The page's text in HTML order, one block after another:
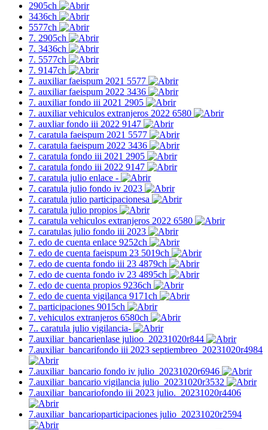
2905ch
3436ch
5577ch
7. 2905ch
7. 3436ch
7. 5577ch
7. 9147ch
7. auxiliar faeispum 2021 5577
7. auxiliar faeispum 2022 3436
7. auxiliar fondo iii 2021 2905
7. auxiliar vehiculos extranjeros 2022 6580
7. auxliar fondo iii 2022 9147
7. caratula faeispum 2021 5577
7. caratula faeispum 2022 3436
7. caratula fondo iii 2021 2905
7. caratula fondo iii 2022 9147
7. caratula julio enlace -
7. caratula julio fondo iv 2023
7. caratula julio participacionesa
7. caratula julio propios
7. caratula vehiculos extranjeros 2022 6580
7. caratulas julio fondo iii 2023
7. edo de cuenta enlace 9252ch
7. edo de cuenta faeispum 23 5019ch
7. edo de cuenta fondo iii 23 4879ch
7. edo de cuenta fondo iv 23 4895ch
7. edo de cuenta propios 9236ch
7. edo de cuenta vigilanca 9171ch
7. participaciones 9015ch
7. vehiculos extranjeros 6580ch
7.. caratula julio vigilancia-
7.auxiliar_bancarienlase julioo_20231020r844
7.auxiliar_bancarifondo iii 2023 septiembreo_20231020r4984
7.auxiliar_bancario fondo iv julio_20231020r6946
7.auxiliar_bancario vigilancia julio_20231020r3532
7.auxiliar_bancariofondo iii 2023 julio._20231020r4406
7.auxiliar_bancarioparticipaciones julio_20231020r2594